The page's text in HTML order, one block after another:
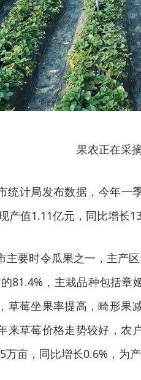
果农正在采
统计局发布数据，今年一
产值1.11亿元，同比增长
主要时令瓜果之一，主产
81.4%，主栽品种包括章
草莓坐果率提高，畸形果
来草莓价格走势较好，农
亩，同比增长0.6%，为